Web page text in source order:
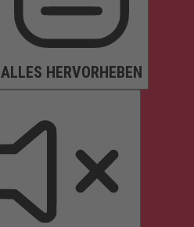
ALLES HERVORHEBEN